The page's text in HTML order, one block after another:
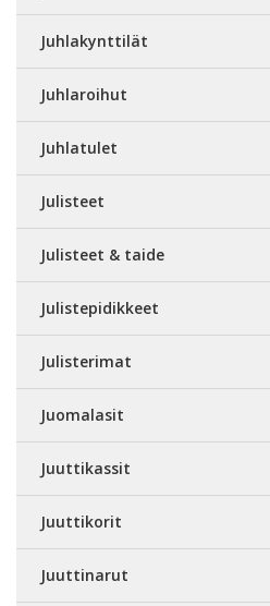
Juhlakynttilät
Juhlaroihut
Juhlatulet
Julisteet
Julisteet & taide
Julistepidikkeet
Julisterimat
Juomalasit
Juuttikassit
Juuttikorit
Juuttinarut